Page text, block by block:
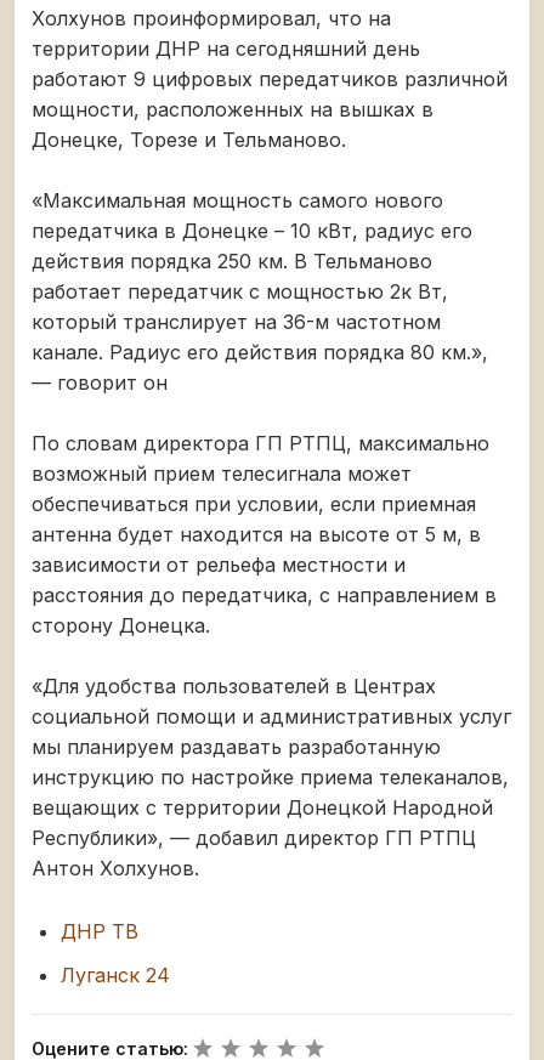
Холхунов проинформировал, что на
территории ДНР на сегодняшний день
работают 9 цифровых передатчиков различной
мощности, расположенных на вышках в
Донецке, Торезе и Тельманово.
«Максимальная мощность самого нового
передатчика в Донецке – 10 кВт, радиус его
действия порядка 250 км. В Тельманово
работает передатчик с мощностью 2к Вт,
который транслирует на 36-м частотном
канале. Радиус его действия порядка 80 км.»,
— говорит он
По словам директора ГП РТПЦ, максимально
возможный прием телесигнала может
обеспечиваться при условии, если приемная
антенна будет находится на высоте от 5 м, в
зависимости от рельефа местности и
расстояния до передатчика, с направлением в
сторону Донецка.
«Для удобства пользователей в Центрах
социальной помощи и административных услуг
мы планируем раздавать разработанную
инструкцию по настройке приема телеканалов,
вещающих с территории Донецкой Народной
Республики», — добавил директор ГП РТПЦ
Антон Холхунов.
ДНР ТВ
Луганск 24
Оцените статью: